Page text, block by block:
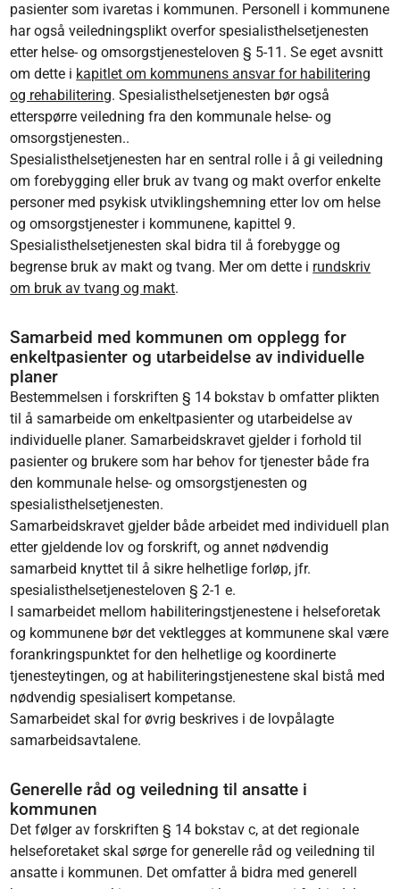
pasienter som ivaretas i kommunen. Personell i kommunene
har også veiledningsplikt overfor spesialisthelsetjenesten
etter helse- og omsorgstjenesteloven § 5-11. Se eget avsnitt
om dette i kapitlet om kommunens ansvar for habilitering
og rehabilitering. Spesialisthelsetjenesten bør også
etterspørre veiledning fra den kommunale helse- og
omsorgstjenesten..
Spesialisthelsetjenesten har en sentral rolle i å gi veiledning
om forebygging eller bruk av tvang og makt overfor enkelte
personer med psykisk utviklingshemning etter lov om helse
og omsorgstjenester i kommunene, kapittel 9.
Spesialisthelsetjenesten skal bidra til å forebygge og
begrense bruk av makt og tvang. Mer om dette i rundskriv
om bruk av tvang og makt.
Samarbeid med kommunen om opplegg for
enkeltpasienter og utarbeidelse av individuelle
planer
Bestemmelsen i forskriften § 14 bokstav b omfatter plikten
til å samarbeide om enkeltpasienter og utarbeidelse av
individuelle planer. Samarbeidskravet gjelder i forhold til
pasienter og brukere som har behov for tjenester både fra
den kommunale helse- og omsorgstjenesten og
spesialisthelsetjenesten.
Samarbeidskravet gjelder både arbeidet med individuell plan
etter gjeldende lov og forskrift, og annet nødvendig
samarbeid knyttet til å sikre helhetlige forløp, jfr.
spesialisthelsetjenesteloven § 2-1 e.
I samarbeidet mellom habiliteringstjenestene i helseforetak
og kommunene bør det vektlegges at kommunene skal være
forankringspunktet for den helhetlige og koordinerte
tjenesteytingen, og at habiliteringstjenestene skal bistå med
nødvendig spesialisert kompetanse.
Samarbeidet skal for øvrig beskrives i de lovpålagte
samarbeidsavtalene.
Generelle råd og veiledning til ansatte i
kommunen
Det følger av forskriften § 14 bokstav c, at det regionale
helseforetaket skal sørge for generelle råd og veiledning til
ansatte i kommunen. Det omfatter å bidra med generell